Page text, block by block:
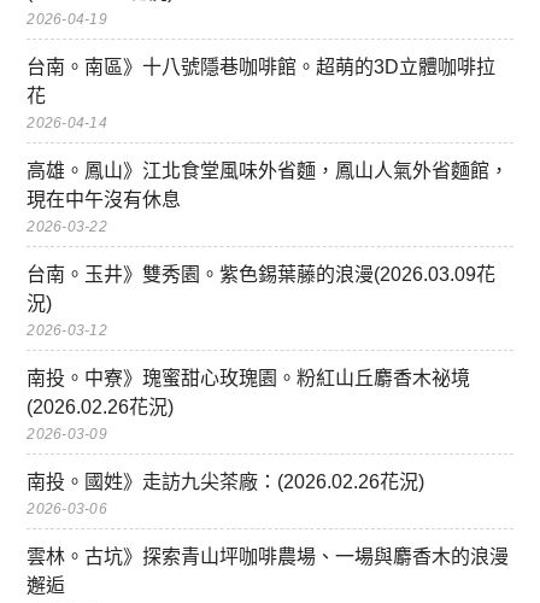
2026-04-19
台南。南區》十八號隱巷咖啡館。超萌的3D立體咖啡拉
花
2026-04-14
高雄。鳳山》江北食堂風味外省麵，鳳山人氣外省麵館，
現在中午沒有休息
2026-03-22
台南。玉井》雙秀園。紫色錫葉藤的浪漫(2026.03.09花
況)
2026-03-12
南投。中寮》瑰蜜甜心玫瑰園。粉紅山丘麝香木祕境
(2026.02.26花況)
2026-03-09
南投。國姓》走訪九尖茶廠：(2026.02.26花況)
2026-03-06
雲林。古坑》探索青山坪咖啡農場、一場與麝香木的浪漫
邂逅